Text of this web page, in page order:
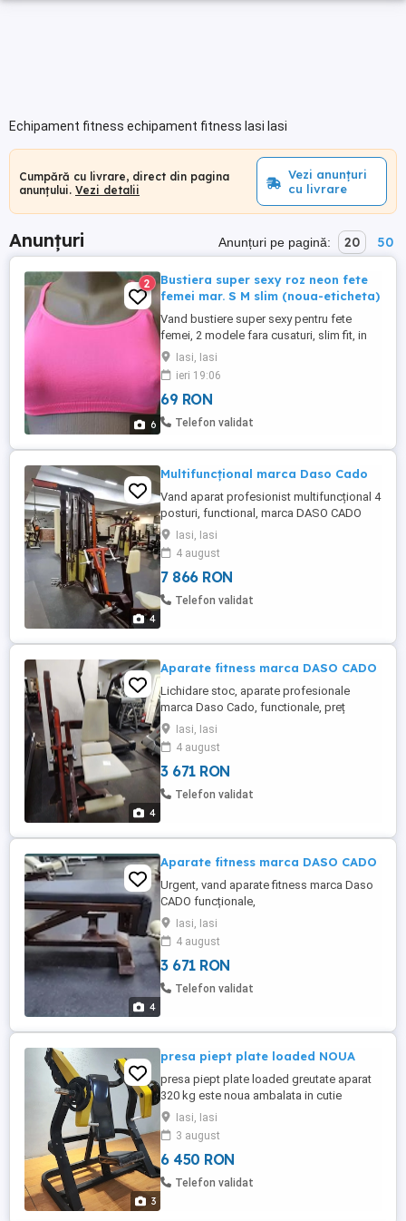
Echipament fitness echipament fitness Iasi Iasi
Cumpără cu livrare, direct din pagina
anunțului. Vezi detalii
Vezi anunțuri
cu livrare
Anunțuri Anunțuri pe pagină: 20 50
6
2
Bustiera super sexy roz neon fete
femei mar. S M slim (noua-eticheta)
Vand bustiere super sexy pentru fete
femei, 2 modele fara cusaturi, slim fit, in
nuante diferite de roz neon, marime S M,
absolut noi, cu eticheta. Material elastic
foarte fin care se va mula perfect formelor
tale, placut la atingere, respirabil, iar lipsa
cusaturilor nu jeneaza in timpul purtarii.
Iasi, Iasi
ieri 19:06
69 RON
Telefon validat
4
Multifuncțional marca Daso Cado
Vand aparat profesionist multifuncțional 4
posturi, functional, marca DASO CADO
Iasi, Iasi
4 august
7 866 RON
Telefon validat
4
Aparate fitness marca DASO CADO
Lichidare stoc, aparate profesionale
marca Daso Cado, functionale, preț
avantajos!
Iasi, Iasi
4 august
3 671 RON
Telefon validat
4
Aparate fitness marca DASO CADO
Urgent, vand aparate fitness marca Daso
CADO funcționale,
Iasi, Iasi
4 august
3 671 RON
Telefon validat
3
presa piept plate loaded NOUA
presa piept plate loaded greutate aparat
320 kg este noua ambalata in cutie
Iasi, Iasi
3 august
6 450 RON
Telefon validat